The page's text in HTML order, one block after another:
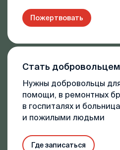
Пожертвовать
Стать добровольцем
Нужны добровольцы
помощи, в ремонтных
в госпиталях и
и пожилыми людьми
Где записаться